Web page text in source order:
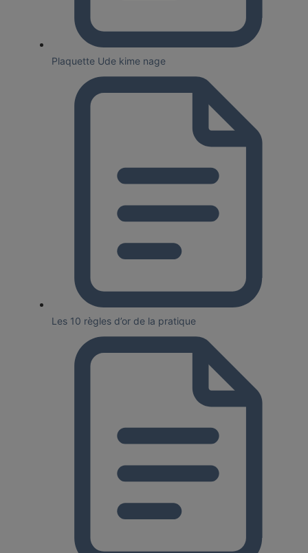
Plaquette Ude kime nage
Les 10 règles d’or de la pratique